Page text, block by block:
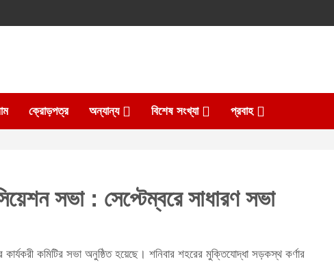
|
ক্রোড়পত্র অন্যান্য বিশেষ সংখ্যা প্রবাহ
সভা : সেপ্টেম্বরে সাধারণ সভা
কার্যকরী কমিটির সভা অনুষ্ঠিত হয়েছে। শনিবার শহরের মুক্তিযোদ্ধা সড়কস্থ কর্ণার